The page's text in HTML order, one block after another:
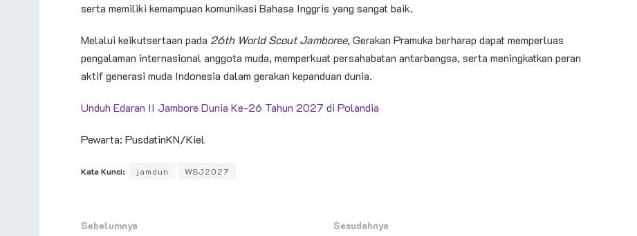
serta memiliki kemampuan komunikasi Bahasa Inggris yang sangat baik.
Melalui keikutsertaan pada 26th World Scout Jamboree,Gerakan Pramuka berharap dapat memperluas
pengalaman internasional anggota muda, memperkuat persahabatan antarbangsa, serta meningkatkan peran
aktif generasi muda Indonesia dalam gerakan kepanduan dunia.
Unduh Edaran II Jambore Dunia Ke-26 Tahun 2027 di Polandia
Pewarta: PusdatinKN/Kiel
Kata Kunci: jamdun WSJ2027
Sebelumnya Sesudahnya